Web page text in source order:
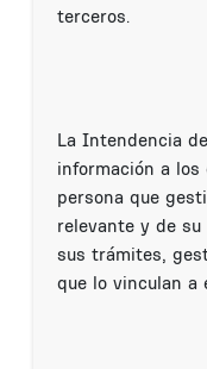
terceros.
La Intendencia
información a los
persona que
relevante y de
sus trámites,
que lo vinculan a